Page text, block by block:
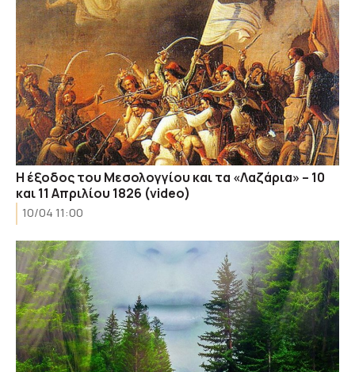
Η έξοδος του Μεσολογγίου και τα «Λαζάρια» – 10
και 11 Απριλίου 1826 (video)
10/04 11:00